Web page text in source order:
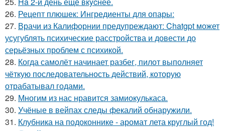
26. Рецепт плюшек: Ингредиенты для опары:
27. Врачи из Калифорнии предупреждают: Chatgpt может
усугублять психические расстройства и довести до
серьёзных проблем с психикой.
28. Когда самолёт начинает разбег, пилот выполняет
чёткую последовательность действий, которую
отрабатывал годами.
29. Многим из нас нравится замиокулькаса.
30. Учёные в вейпах следы фекалий обнаружили.
31. Клубника на подоконнике - аромат лета круглый год!